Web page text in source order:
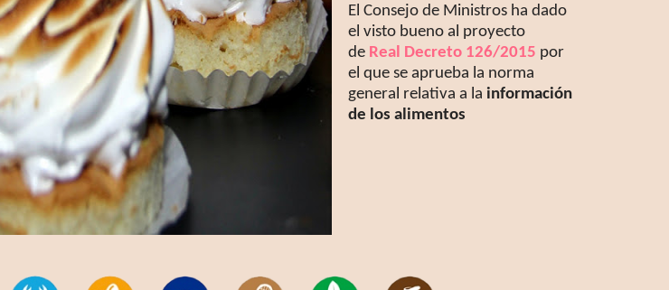
El Consejo de Ministros ha dado
el visto bueno al proyecto
de Real Decreto 126/2015 por
el que se aprueba la norma
general relativa a la información
de los alimentos